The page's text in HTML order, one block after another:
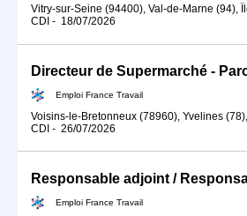
Vitry-sur-Seine (94400), Val-de-Marne (94),
CDI - 18/07/2026
Emploi France Travail
Voisins-le-Bretonneux (78960), Yvelines
CDI - 26/07/2026
Emploi France Travail